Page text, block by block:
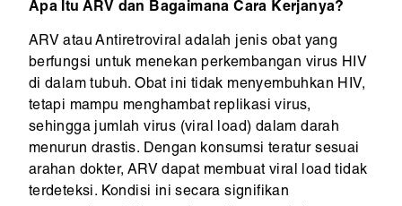
Apa Itu ARV dan Bagaimana Cara Kerjanya?
ARV atau Antiretroviral adalah jenis obat yang
berfungsi untuk menekan perkembangan virus HIV
di dalam tubuh. Obat ini tidak menyembuhkan HIV,
tetapi mampu menghambat replikasi virus,
sehingga jumlah virus (viral load) dalam darah
menurun drastis. Dengan konsumsi teratur sesuai
arahan dokter, ARV dapat membuat viral load tidak
terdeteksi. Kondisi ini secara signifikan